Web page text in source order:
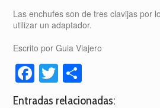
Las enchufes son de tres clavijas por
utilizar un adaptador.
Escrito por Guia Viajero
Facebook
Twitter
Entradas relacionadas: